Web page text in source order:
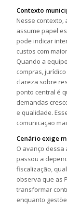
Contexto
Nesse contexto,
assume papel
pode indicar
custos com
Quando a
compras,
clareza sobre
ponto central é
demandas
e qualidade.
comunicação
Cenário exige
O avanço
passou a
fiscalização,
observa que as
transformar
enquanto